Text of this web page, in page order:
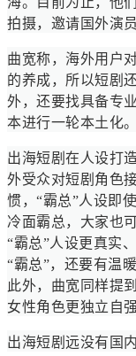
拍摄，邀请国外演员
曲宽称，海外用户
的养成，所以短剧
外，还要找具备专
本进行一轮本土化。
出海短剧在人设打
外受众对短剧角色
惯，“霸总”人设即
冷面霸总，大家也
“霸总”人设更真实
“霸总”，还要有温
此外，曲宽同样提
女性角色更独立自强
出海短剧远没有国